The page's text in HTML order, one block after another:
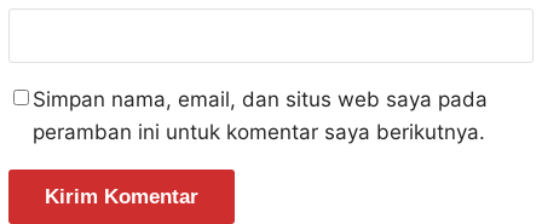
Simpan nama, email, dan situs web saya pada
peramban ini untuk komentar saya berikutnya.